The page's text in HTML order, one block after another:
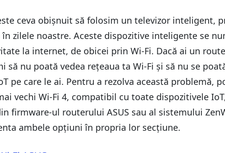
Fi ASUS
Fi ASUS
ceva obișnuit să folosim un televizor inteligent,
zilele noastre. Aceste dispozitive inteligente se
la internet, de obicei prin Wi-Fi. Dacă ai un
nu poată vedea rețeaua ta Wi-Fi și să nu se
care le ai. Pentru a rezolva această problemă,
vechi Wi-Fi 4, compatibil cu toate dispozitivele
firmware-ul routerului ASUS sau al sistemului
ambele opțiuni în propria lor secțiune.